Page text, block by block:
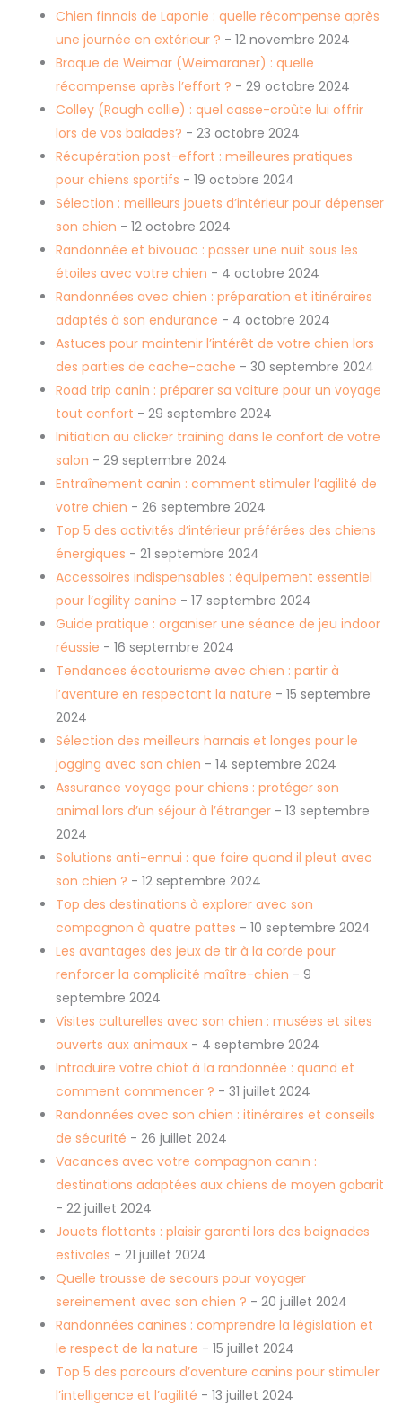
Chien finnois de Laponie : quelle récompense après
une journée en extérieur ? - 12 novembre 2024
Braque de Weimar (Weimaraner) : quelle
récompense après l’effort ? - 29 octobre 2024
Colley (Rough collie) : quel casse-croûte lui offrir
lors de vos balades? - 23 octobre 2024
Récupération post-effort : meilleures pratiques
pour chiens sportifs - 19 octobre 2024
Sélection : meilleurs jouets d’intérieur pour dépenser
son chien - 12 octobre 2024
Randonnée et bivouac : passer une nuit sous les
étoiles avec votre chien - 4 octobre 2024
Randonnées avec chien : préparation et itinéraires
adaptés à son endurance - 4 octobre 2024
Astuces pour maintenir l’intérêt de votre chien lors
des parties de cache-cache - 30 septembre 2024
Road trip canin : préparer sa voiture pour un voyage
tout confort - 29 septembre 2024
Initiation au clicker training dans le confort de votre
salon - 29 septembre 2024
Entraînement canin : comment stimuler l’agilité de
votre chien - 26 septembre 2024
Top 5 des activités d’intérieur préférées des chiens
énergiques - 21 septembre 2024
Accessoires indispensables : équipement essentiel
pour l’agility canine - 17 septembre 2024
Guide pratique : organiser une séance de jeu indoor
réussie - 16 septembre 2024
Tendances écotourisme avec chien : partir à
l’aventure en respectant la nature - 15 septembre
2024
Sélection des meilleurs harnais et longes pour le
jogging avec son chien - 14 septembre 2024
Assurance voyage pour chiens : protéger son
animal lors d’un séjour à l’étranger - 13 septembre
2024
Solutions anti-ennui : que faire quand il pleut avec
son chien ? - 12 septembre 2024
Top des destinations à explorer avec son
compagnon à quatre pattes - 10 septembre 2024
Les avantages des jeux de tir à la corde pour
renforcer la complicité maître-chien - 9
septembre 2024
Visites culturelles avec son chien : musées et sites
ouverts aux animaux - 4 septembre 2024
Introduire votre chiot à la randonnée : quand et
comment commencer ? - 31 juillet 2024
Randonnées avec son chien : itinéraires et conseils
de sécurité - 26 juillet 2024
Vacances avec votre compagnon canin :
destinations adaptées aux chiens de moyen gabarit
- 22 juillet 2024
Jouets flottants : plaisir garanti lors des baignades
estivales - 21 juillet 2024
Quelle trousse de secours pour voyager
sereinement avec son chien ? - 20 juillet 2024
Randonnées canines : comprendre la législation et
le respect de la nature - 15 juillet 2024
Top 5 des parcours d’aventure canins pour stimuler
l’intelligence et l’agilité - 13 juillet 2024